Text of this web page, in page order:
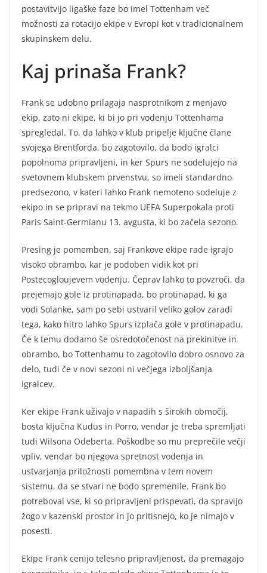
postavitvijo ligaške faze bo imel Tottenham več
možnosti za rotacijo ekipe v Evropi kot v tradicionalnem
skupinskem delu.
Kaj prinaša Frank?
Frank se udobno prilagaja nasprotnikom z menjavo
ekip, zato ni ekipe, ki bi jo pri vodenju Tottenhama
spregledal. To, da lahko v klub pripelje ključne člane
svojega Brentforda, bo zagotovilo, da bodo igralci
popolnoma pripravljeni, in ker Spurs ne sodelujejo na
svetovnem klubskem prvenstvu, so imeli standardno
predsezono, v kateri lahko Frank nemoteno sodeluje z
ekipo in se pripravi na tekmo UEFA Superpokala proti
Paris Saint-Germianu 13. avgusta, ki bo začela sezono.
Presing je pomemben, saj Frankove ekipe rade igrajo
visoko obrambo, kar je podoben vidik kot pri
Postecogloujevem vodenju. Čeprav lahko to povzroči, da
prejemajo gole iz protinapada, bo protinapad, ki ga
vodi Solanke, sam po sebi ustvaril veliko golov zaradi
tega, kako hitro lahko Spurs izplača gole v protinapadu.
Če k temu dodamo še osredotočenost na prekinitve in
obrambo, bo Tottenhamu to zagotovilo dobro osnovo za
delo, tudi če v novi sezoni ni večjega izboljšanja
igralcev.
Ker ekipe Frank uživajo v napadih s širokih območij,
bosta ključna Kudus in Porro, vendar je treba spremljati
tudi Wilsona Odeberta. Poškodbe so mu preprečile večji
vpliv, vendar bo njegova spretnost vodenja in
ustvarjanja priložnosti pomembna v tem novem
sistemu, da se stvari ne bodo spremenile. Frank bo
potreboval vse, ki so pripravljeni prispevati, da spravijo
žogo v kazenski prostor in jo pritisnejo, ko je nimajo v
posesti.
Ekipe Frank cenijo telesno pripravljenost, da premagajo